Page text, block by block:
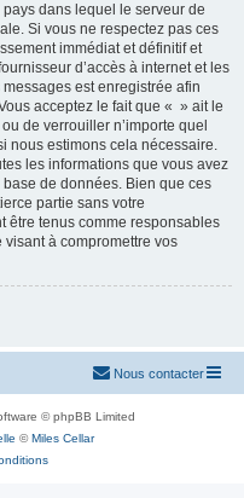
dans lequel le serveur de
Si vous ne respectez pas ces
immédiat et définitif et
d’accès à internet et les
est enregistrée afin
acceptez le fait que « » ait le
de verrouiller n’importe quel
nous estimons cela nécessaire.
les informations que vous avez
de données. Bien que ces
partie sans votre
être tenus comme responsables
à compromettre vos
Nous contacter
© phpBB Limited
©Miles Cellar